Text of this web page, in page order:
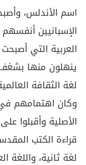
اسم الأندلس،
الإسبانيين
العربية التي
ينهلون منها
لغة الثقافة
وكان اهتمامهم
الأصلية وأقبلوا
قراءة الكتب
لغة ثانية، واللغة